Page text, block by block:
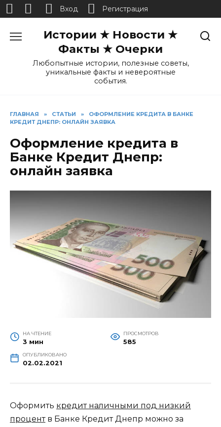
Истории ★ Новости ★
Факты ★ Очерки
Любопытные истории, полезные советы,
уникальные факты и невероятные
события.
ГЛАВНАЯ » СТАТЬИ »
ОФОРМЛЕНИЕ КРЕДИТА В БАНКЕ
КРЕДИТ ДНЕПР: ОНЛАЙН ЗАЯВКА
Оформление кредита в
Банке Кредит Днепр:
онлайн заявка
НА ЧТЕНИЕ
3 мин
ПРОСМОТРОВ
585
ОПУБЛИКОВАНО
02.02.2021
Оформить кредит наличными под низкий
процентв Банке Кредит Днепр можно за
Вход Регистрация